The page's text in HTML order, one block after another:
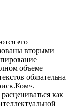
его
вторыми
объеме
обязательна
как